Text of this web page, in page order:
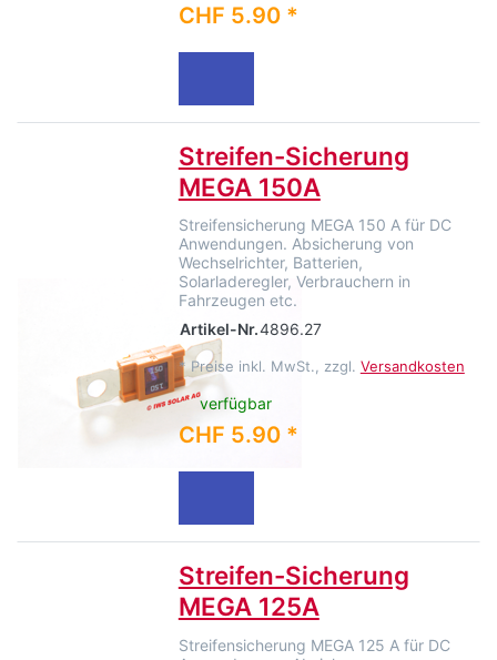
CHF 5.90 *
Streifen-Sicherung
MEGA 150A
Streifensicherung MEGA 150 A für DC
Anwendungen. Absicherung von
Wechselrichter, Batterien,
Solarladeregler, Verbrauchern in
Fahrzeugen etc.
Artikel-Nr.4896.27
* Preise inkl. MwSt., zzgl. Versandkosten
verfügbar
CHF 5.90 *
Streifen-Sicherung
MEGA 125A
Streifensicherung MEGA 125 A für DC